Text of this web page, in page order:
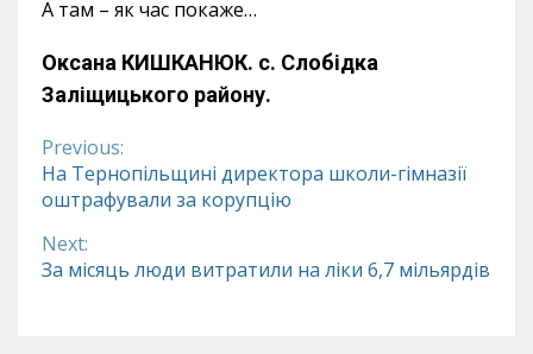
А там – як час покаже…
Оксана КИШКАНЮК. с. Слобідка
Заліщицького району.
Continue
Reading
Previous:
На Тернопільщині директора школи-гімназії
оштрафували за корупцію
Next:
За місяць люди витратили на ліки 6,7 мільярдів